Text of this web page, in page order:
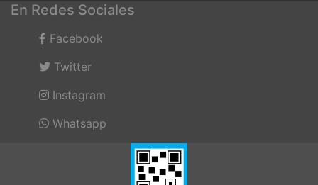
En Redes Sociales
Facebook
Twitter
Instagram
Whatsapp